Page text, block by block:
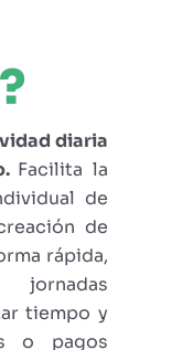
diaria
Facilita la
de
de
rápida,
tiempo y
o pagos